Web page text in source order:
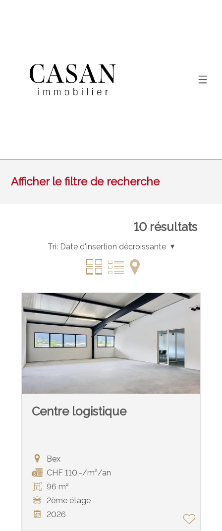
Afficher le filtre de recherche
10résultats
Tri: Date d'insertion décroissante
Centre logistique
Bex
CHF 110.-/m²/an
96 m²
2ème étage
2026